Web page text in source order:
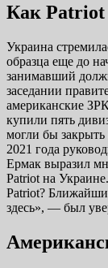
Как Patriot
Украина
образца еще до
занимавший
заседании
американские
купили пять
могли бы
2021 года
Ермак выразил
Patriot на
Patriot?
здесь», — был